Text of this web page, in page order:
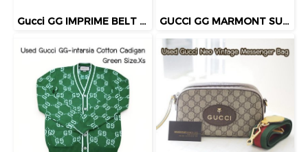
Gucci GG IMPRIME BELT BAG BLACK GUCCI GG MARMONT SUPERMINI BAG BROWN 2022